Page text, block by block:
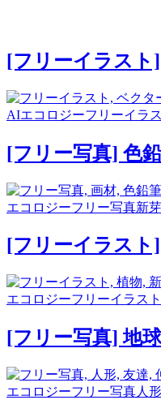
[フリーイラスト
AIエコロジーフリーイラ
[フリー写真] 色
エコロジーフリー写真新芽
[フリーイラス
エコロジーフリーイラスト
[フリー写真] 地
エコロジーフリー写真人形